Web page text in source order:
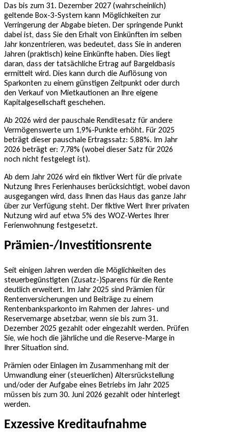
Das bis zum 31. Dezember 2027 (wahrscheinlich)
geltende Box-3-System kann Möglichkeiten zur
Verringerung der Abgabe bieten. Der springende Punkt
dabei ist, dass Sie den Erhalt von Einkünften im selben
Jahr konzentrieren, was bedeutet, dass Sie in anderen
Jahren (praktisch) keine Einkünfte haben. Dies liegt
daran, dass der tatsächliche Ertrag auf Bargeldbasis
ermittelt wird. Dies kann durch die Auflösung von
Sparkonten zu einem günstigen Zeitpunkt oder durch
den Verkauf von Mietkautionen an Ihre eigene
Kapitalgesellschaft geschehen.
Ab 2026 wird der pauschale Renditesatz für andere
Vermögenswerte um 1,9%-Punkte erhöht. Für 2025
beträgt dieser pauschale Ertragssatz: 5,88%. Im Jahr
2026 beträgt er: 7,78% (wobei dieser Satz für 2026
noch nicht festgelegt ist).
Ab dem Jahr 2026 wird ein fiktiver Wert für die private
Nutzung Ihres Ferienhauses berücksichtigt, wobei davon
ausgegangen wird, dass Ihnen das Haus das ganze Jahr
über zur Verfügung steht. Der fiktive Wert Ihrer privaten
Nutzung wird auf etwa 5% des WOZ-Wertes Ihrer
Ferienwohnung festgesetzt.
Prämien-/Investitionsrente
Seit einigen Jahren werden die Möglichkeiten des
steuerbegünstigten (Zusatz-)Sparens für die Rente
deutlich erweitert. Im Jahr 2025 sind Prämien für
Rentenversicherungen und Beiträge zu einem
Rentenbanksparkonto im Rahmen der Jahres- und
Reservemarge absetzbar, wenn sie bis zum 31.
Dezember 2025 gezahlt oder eingezahlt werden. Prüfen
Sie, wie hoch die jährliche und die Reserve-Marge in
Ihrer Situation sind.
Prämien oder Einlagen im Zusammenhang mit der
Umwandlung einer (steuerlichen) Altersrückstellung
und/oder der Aufgabe eines Betriebs im Jahr 2025
müssen bis zum 30. Juni 2026 gezahlt oder hinterlegt
werden.
Exzessive Kreditaufnahme